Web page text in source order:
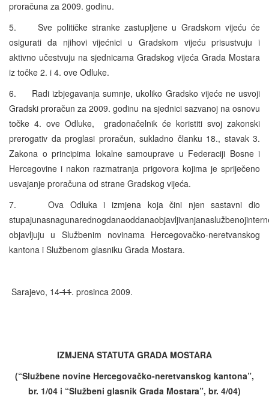
proračuna za 2009. godinu.
5. Sve političke stranke zastupljene u Gradskom vijeću će
osigurati da njihovi vijećnici u Gradskom vijeću prisustvuju i
aktivno učestvuju na sjednicama Gradskog vijeća Grada Mostara
iz točke 2. i 4. ove Odluke.
6. Radi izbjegavanja sumnje, ukoliko Gradsko vijeće ne usvoji
Gradski proračun za 2009. godinu na sjednici sazvanoj na osnovu
točke 4. ove Odluke, gradonačelnik će koristiti svoj zakonski
prerogativ da proglasi proračun, sukladno članku 18., stavak 3.
Zakona o principima lokalne samouprave u Federaciji Bosne i
Hercegovine i nakon razmatranja prigovora kojima je spriječeno
usvajanje proračuna od strane Gradskog vijeća.
7. Ova Odluka i izmjena koja čini njen sastavni dio
objavljuju u Službenim novinama Hercegovačko-neretvanskog
kantona i Službenom glasniku Grada Mostara.
Sarajevo, 1411. prosinca 2009.
IZMJENA STATUTA GRADA MOSTARA
(“Službene novine Hercegovačko-neretvanskog kantona”,
br. 1/04 i “Službeni glasnik Grada Mostara”, br. 4/04)